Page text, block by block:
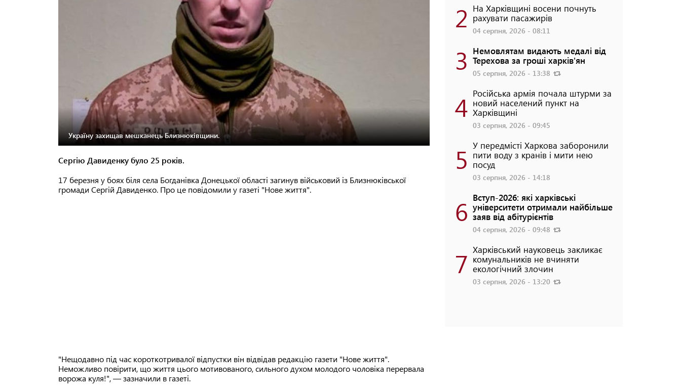
Україну захищав мешканець Близнюківщини.
Сергію Давиденку було 25 років.
17 березня у боях біля села Богданівка Донецької області загинув військовий із Близнюківської
громади Сергій Давиденко. Про це повідомили у газеті "Нове життя".
"Нещодавно під час короткотривалої відпустки він відвідав редакцію газети "Нове життя".
Неможливо повірити, що життя цього мотивованого, сильного духом молодого чоловіка перервала
ворожа куля!", — зазначили в газеті.
2 На Харківщині восени почнуть
рахувати пасажирів
04 серпня, 2026 - 08:11
3 Немовлятам видають медалі від
Терехова за гроші харків'ян
05 серпня, 2026 - 13:38
4 Російська армія почала штурми за
новий населений пункт на
Харківщині
03 серпня, 2026 - 09:45
5 У передмісті Харкова заборонили
пити воду з кранів і мити нею
посуд
03 серпня, 2026 - 14:18
6 Вступ-2026: які харківські
університети отримали найбільше
заяв від абітурієнтів
04 серпня, 2026 - 09:48
7 Харківський науковець закликає
комунальників не вчиняти
екологічний злочин
03 серпня, 2026 - 13:20